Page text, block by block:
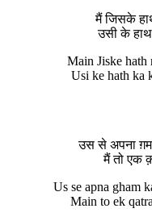
मैं जिसके
उसी के
Main Jiske hath
Usi ke hath ka
उस से अपना ग़म
मैं तो एक
Us se apna gham
Main to ek